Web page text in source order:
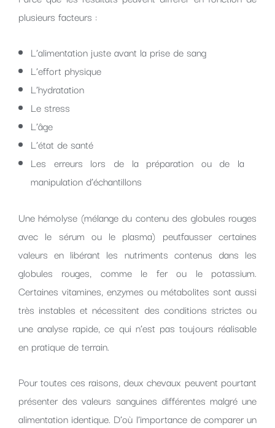
plusieurs facteurs :
L’alimentation juste avant la prise de sang
L’effort physique
L’hydratation
Le stress
L’âge
L’état de santé
Les erreurs lors de la préparation ou de la
manipulation d’échantillons
Une hémolyse (mélange du contenu des globules rouges
avec le sérum ou le plasma) peutfausser certaines
valeurs en libérant les nutriments contenus dans les
globules rouges, comme le fer ou le potassium.
Certaines vitamines, enzymes ou métabolites sont aussi
très instables et nécessitent des conditions strictes ou
une analyse rapide, ce qui n’est pas toujours réalisable
en pratique de terrain.
Pour toutes ces raisons, deux chevaux peuvent pourtant
présenter des valeurs sanguines différentes malgré une
alimentation identique. D’où l’importance de comparer un